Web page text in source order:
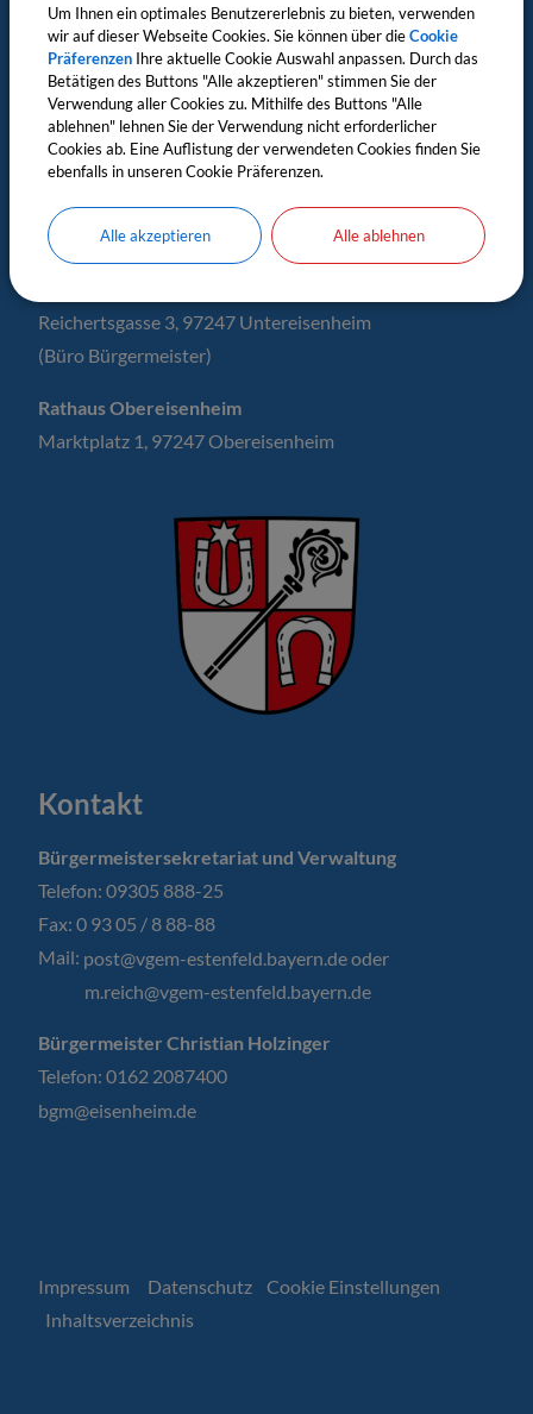
Postanschrift
Markt Eisenheim
c/o Verwaltungsgemeinschaft Estenfeld
Untere Ritterstr. 6, 97230 Estenfeld
Rathäuser
Reichertsgasse 3, 97247 Untereisenheim
(Büro Bürgermeister)
Rathaus Obereisenheim
Marktplatz 1, 97247 Obereisenheim
Kontakt
Bürgermeistersekretariat und Verwaltung
Telefon: 09305 888-25
Fax: 0 93 05 / 8 88-88
Mail: post@vgem-estenfeld.bayern.de oder
m.reich@vgem-estenfeld.bayern.de
Bürgermeister Christian Holzinger
Telefon: 0162 2087400
bgm@eisenheim.de
Impressum Datenschutz
Cookie Einstellungen
Inhaltsverzeichnis
Um Ihnen ein optimales Benutzererlebnis zu bieten, verwenden
wir auf dieser Webseite Cookies. Sie können über dieCookie
Präferenzen Ihre aktuelle Cookie Auswahl anpassen. Durch das
Betätigen des Buttons "Alle akzeptieren" stimmen Sie der
Verwendung aller Cookies zu. Mithilfe des Buttons "Alle
ablehnen" lehnen Sie der Verwendung nicht erforderlicher
Cookies ab. Eine Auflistung der verwendeten Cookies finden Sie
ebenfalls in unseren Cookie Präferenzen.
Alle akzeptieren Alle ablehnen